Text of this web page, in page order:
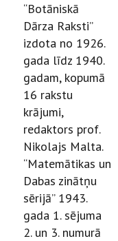
“Botāniskā
Dārza Raksti”
izdota no 1926.
gada līdz 1940.
gadam, kopumā
16 rakstu
krājumi,
redaktors prof.
Nikolajs Malta.
“Matemātikas un
Dabas zinātņu
sērijā” 1943.
gada 1. sējuma
2. un 3. numurā